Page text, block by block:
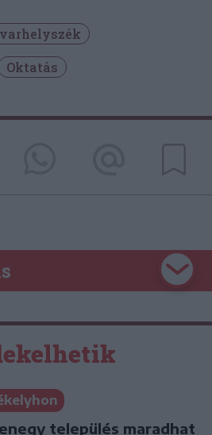
Oktatás
település maradhat